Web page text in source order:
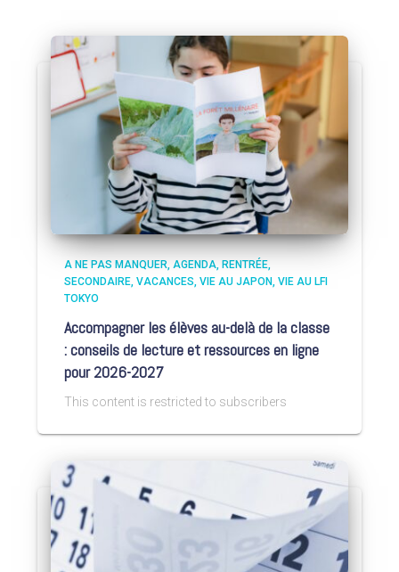
A NE PAS MANQUER AGENDA RENTRÉE
SECONDAIRE VACANCES VIE AU JAPON VIE AU LFI
TOKYO
Accompagner les élèves au-delà de la classe
: conseils de lecture et ressources en ligne
pour 2026-2027
This content is restricted to subscribers